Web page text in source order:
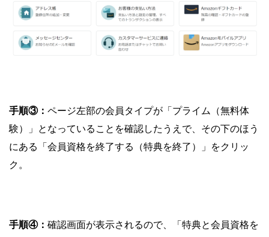
手順③： ページ左部の会員タイプが「プライム（無料体
験）」となっていることを確認したうえで、その下のほう
にある「会員資格を終了する（特典を終了）」をクリッ
ク。
手順④： 確認画面が表示されるので、「特典と会員資格を